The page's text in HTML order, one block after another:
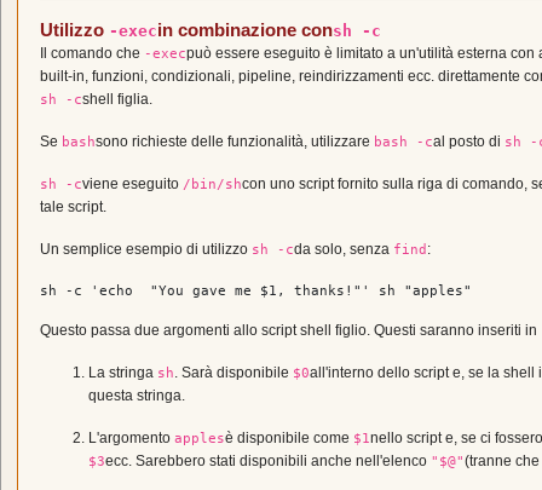
Utilizzo -execin combinazione consh -c
Il comando che -execpuò essere eseguito è limitato a un'utilità esterna
built-in, funzioni, condizionali, pipeline, reindirizzamenti ecc. direttamente
sh -cshell figlia.
Se bashsono richieste delle funzionalità, utilizzare bash -cal posto di sh -
sh -cviene eseguito /bin/shcon uno script fornito sulla riga di comando,
tale script.
Un semplice esempio di utilizzo sh -cda solo, senza find :
sh -c 'echo  "You gave me $1, thanks!"' sh "apples"
Questo passa due argomenti allo script shell figlio. Questi saranno inseriti in
La stringa sh. Sarà disponibile $0all'interno dello script e, se la
questa stringa.
L'argomento applesè disponibile come $1nello script e, se ci
$3ecc. Sarebbero stati disponibili anche nell'elenco "$@"(tranne